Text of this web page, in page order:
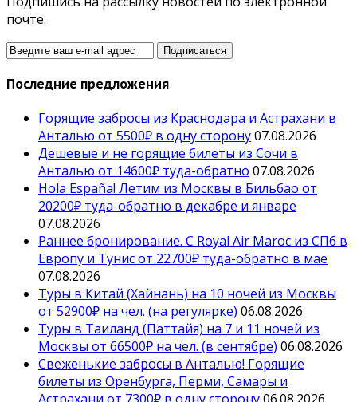
почте.
Последние предложения
Горящие забросы из Краснодара и Астрахани в
Анталью от 5500₽ в одну сторону07.08.2026
Дешевые и не горящие билеты из Сочи в
Анталью от 14600₽ туда-обратно 07.08.2026
Hola España! Летим из Москвы в Бильбао от
20200₽ туда-обратно в декабре и январе
07.08.2026
Раннее бронирование. С Royal Air Maroc из СПб в
Европу и Тунис от 22700₽ туда-обратно в мае
07.08.2026
Туры в Китай (Хайнань) на 10 ночей из Москвы
от 52900₽ на чел. (на регулярке) 06.08.2026
Туры в Таиланд (Паттайя) на 7 и 11 ночей из
Москвы от 66500₽ на чел. (в сентябре) 06.08.2026
Свеженькие забросы в Анталью! Горящие
билеты из Оренбурга, Перми, Самары и